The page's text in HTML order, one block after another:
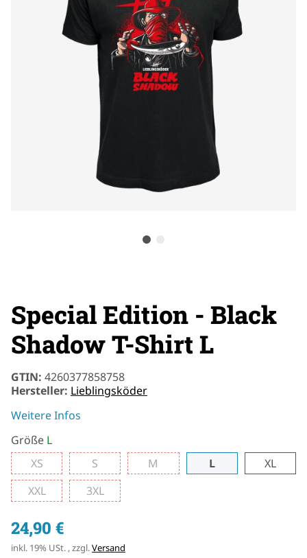
Special Edition - Black
Shadow T-Shirt L
GTIN: 4260377858758
Hersteller: Lieblingsköder
Weitere Infos
Größe L
XSXS S M LL XLXL
XXLXXL 3XL3XL
24,90 €
inkl. 19% USt. , zzgl.Versand